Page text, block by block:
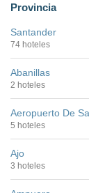
Provincia
Santander
74 hoteles
Abanillas
2 hoteles
Aeropuerto De
5 hoteles
Ajo
3 hoteles